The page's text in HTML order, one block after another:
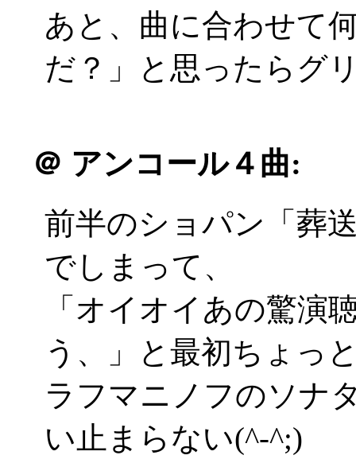
あと、曲に合わせて
だ？」と思ったらグ
＠ アンコール４曲:
前半のショパン「葬
でしまって、
「オイオイあの驚演
う、」と最初ちょっ
ラフマニノフのソナ
い止まらない(^-^;)